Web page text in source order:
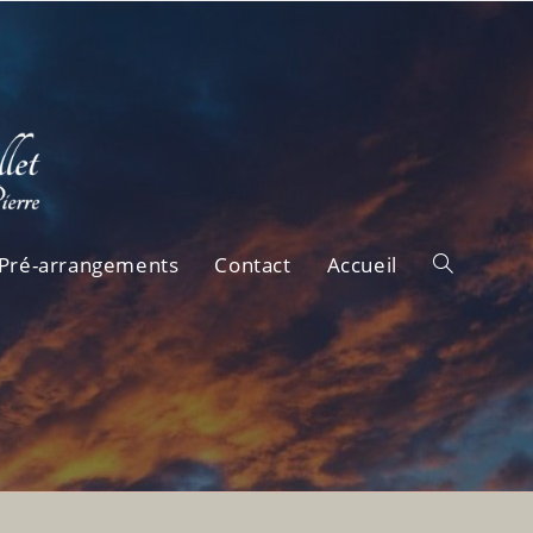
Pré-arrangements Contact Accueil
Toggle
website
search